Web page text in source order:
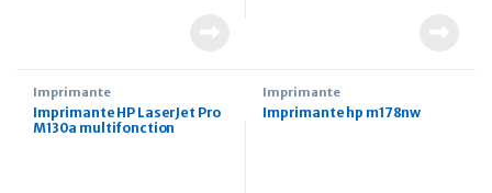
Imprimante
Imprimante HP LaserJet Pro
M130a multifonction
Imprimante
Imprimante hp m178nw